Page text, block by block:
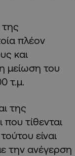
πλέον
και
μείωση του
τ.μ.
της
τίθενται
είναι
την ανέγερση